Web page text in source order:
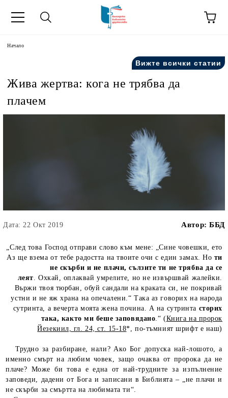
Начало
Вижте всички статии
Жива жертва: кога не трябва да
плачем
Дата: 22 Окт 2019 Автор: ББД
„След това Господ отправи слово към мене: „Сине човешки, ето
Аз ще взема от тебе радостта на твоите очи с един замах. Но ти
не скърби и не плачи, сълзите ти не трябва да се
леят . Охкай, оплаквай умрелите, но не извършвай жалейки.
Вържи твоя тюрбан, обуй сандали на краката си, не покривай
устни и не яж храна на опечалени.“ Така аз говорих на народа
сутринта, а вечерта моята жена почина. А на сутринта сторих
така, както ми беше заповядано .“ (Книга на пророк
Йезекиил, гл. 24, ст. 15-18*, по-тъмният шрифт е наш)
Трудно за разбиране, нали? Ако Бог допуска най-лошото, а
именно смърт на любим човек, защо очаква от пророка да не
плаче? Може би това е една от най-трудните за изпълнение
заповеди, дадени от Бога и записани в Библията – „не плачи и
не скърби за смъртта на любимата ти“.